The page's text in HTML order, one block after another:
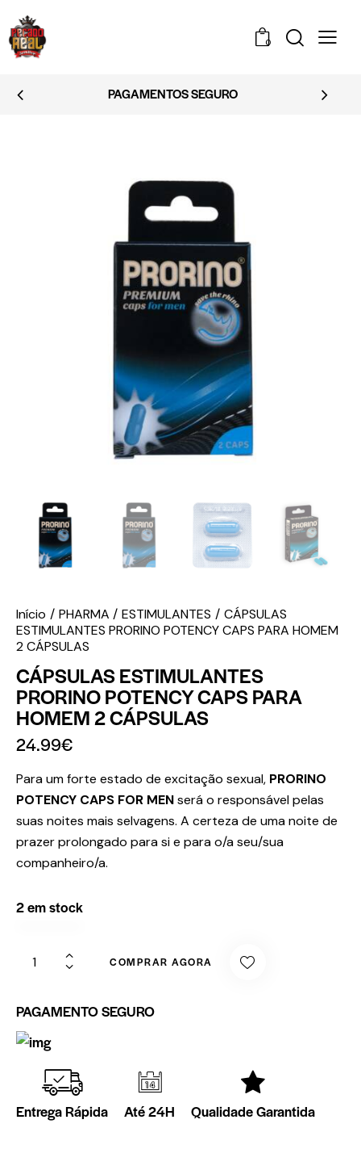
0
EMBALAGEM DISCRETA
Início PHARMA ESTIMULANTES
CÁPSULAS
ESTIMULANTES PRORINO POTENCY CAPS PARA HOMEM
2 CÁPSULAS
CÁPSULAS ESTIMULANTES
PRORINO POTENCY CAPS PARA
HOMEM 2 CÁPSULAS
24.99€
Para um forte estado de excitação sexual, PRORINO
POTENCY CAPS FOR MENserá o responsável pelas
suas noites mais selvagens. A certeza de uma noite de
prazer prolongado para si e para o/a seu/sua
companheiro/a.
2 em stock
COMPRAR AGORA
PAGAMENTO SEGURO
Entrega Rápida Até 24H Qualidade Garantida